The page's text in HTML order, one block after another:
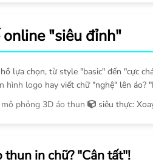
"siêu đỉnh"
lựa chọn, từ style "basic" đến "cực
hình logo hay viết chữ "nghệ" lên áo?
mô phỏng 3D áo thun siêu thực:
in chữ? "Cân tất"!